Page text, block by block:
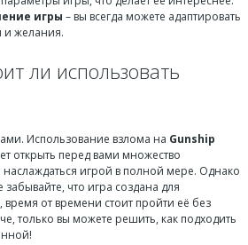
игры – вы всегда можете адаптировать
и желания.
ли использовать
Использование взлома на Gunship
открыть перед вами множество
игрой в полной мере. Однако
что игра создана для
от времени стоит пройти её без
только вы можете решить, как подходить